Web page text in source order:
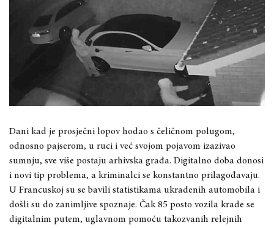
Dani kad je prosječni lopov hodao s čeličnom polugom,
odnosno pajserom, u ruci i već svojom pojavom izazivao
sumnju, sve više postaju arhivska građa. Digitalno doba donosi
i novi tip problema, a kriminalci se konstantno prilagođavaju.
U Francuskoj su se bavili statistikama ukradenih automobila i
došli su do zanimljive spoznaje. Čak 85 posto vozila krade se
digitalnim putem, uglavnom pomoću takozvanih relejnih